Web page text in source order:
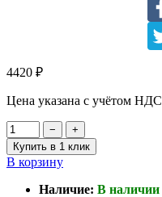
4420 ₽
Цена указана с учётом НДС
−
+
Купить в 1 клик
В корзину
Наличие: В наличии